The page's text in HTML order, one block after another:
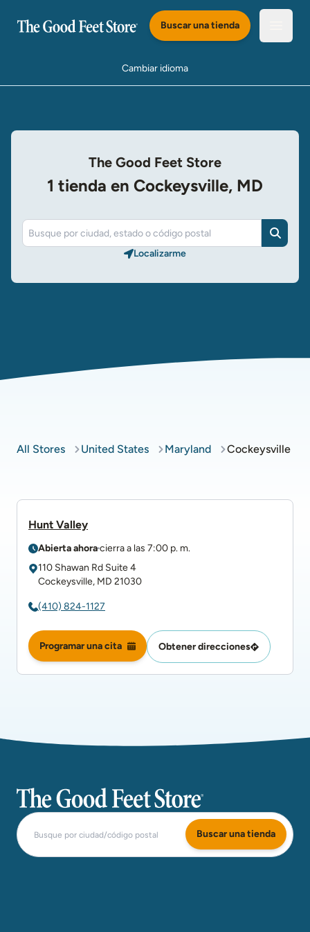
Buscar una tienda
Cambiar idioma
The Good Feet Store
1 tienda en Cockeysville, MD
Buscar
Localizarme​​​​​​​
All Stores United States Maryland Cockeysville
Hunt Valley
Abierta ahoracierra a las 7:00 p. m.
110 Shawan Rd Suite 4
Cockeysville, MD 21030
(410) 824-1127
Programar una cita Obtener direcciones
The Good Feet Store
Buscar una tienda